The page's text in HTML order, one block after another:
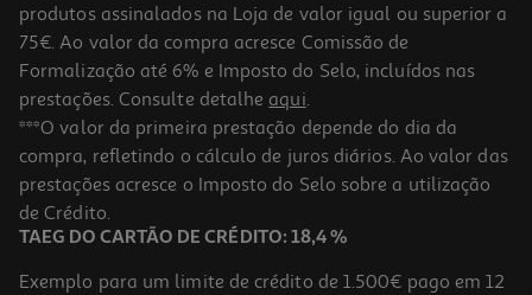
5.0
Detergente Loiça Máquina Super Pop Oxypower Bicarbonato E
Limão 70d
0.16 €/un
11,20 €
produtos assinalados na Loja de valor igual ou superior a
75€. Ao valor da compra acresce Comissão de
Formalização até 6% e Imposto do Selo, incluídos nas
prestações. Consulte detalhe aqui.
***O valor da primeira prestação depende do dia da
compra, refletindo o cálculo de juros diários. Ao valor das
prestações acresce o Imposto do Selo sobre a utilização
de Crédito.
TAEG DO CARTÃO DE CRÉDITO: 18,4 %
Exemplo para um limite de crédito de 1.500€ pago em 12